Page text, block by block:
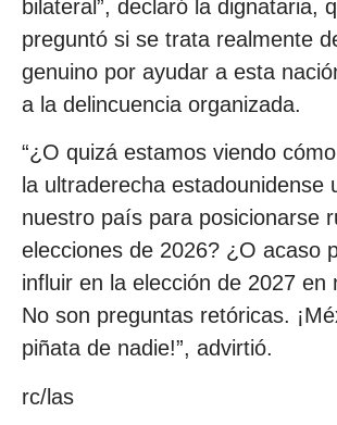
bilateral”, declaró la dignataria,
preguntó si se trata realmente
genuino por ayudar a esta
a la delincuencia organizada.
“¿O quizá estamos viendo
la ultraderecha estadounidense
nuestro país para posicionarse
elecciones de 2026? ¿O acaso
influir en la elección de 2027 en
No son preguntas retóricas.
piñata de nadie!”, advirtió.
rc/las